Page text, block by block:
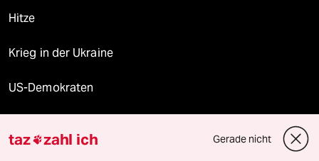
Hitze
Krieg in der Ukraine
US-Demokraten
taz zahl ich Gerade nicht